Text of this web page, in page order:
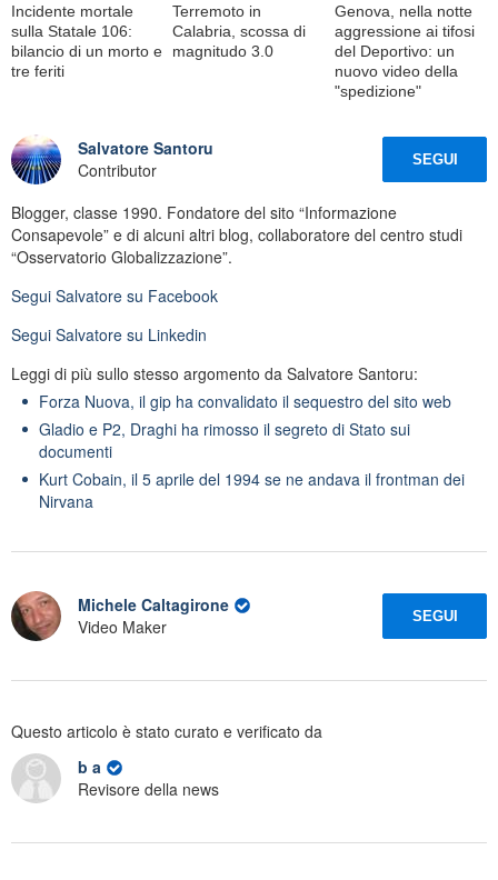
Incidente mortale
sulla Statale 106:
bilancio di un morto e
tre feriti
Terremoto in
Calabria, scossa di
magnitudo 3.0
Genova, nella notte
aggressione ai tifosi
del Deportivo: un
nuovo video della
"spedizione"
Salvatore Santoru
Contributor
SEGUI
Blogger, classe 1990. Fondatore del sito “Informazione
Consapevole” e di alcuni altri blog, collaboratore del centro studi
“Osservatorio Globalizzazione”.
Segui Salvatore su Facebook
Segui Salvatore su Linkedin
Leggi di più sullo stesso argomento da Salvatore Santoru:
Forza Nuova, il gip ha convalidato il sequestro del sito web
Gladio e P2, Draghi ha rimosso il segreto di Stato sui
documenti
Kurt Cobain, il 5 aprile del 1994 se ne andava il frontman dei
Nirvana
Michele Caltagirone
Video Maker
SEGUI
Questo articolo è stato curato e verificato da
b a
Revisore della news